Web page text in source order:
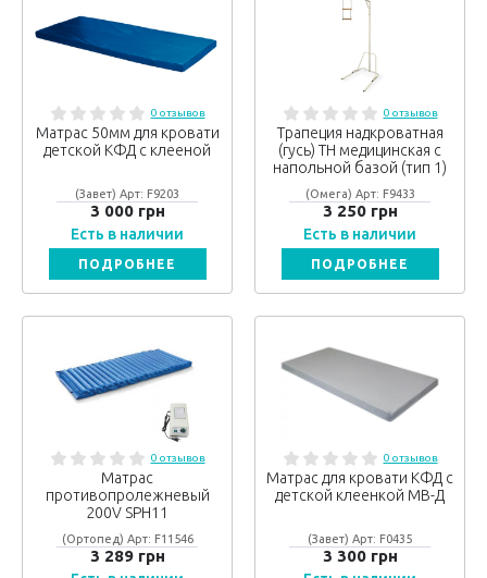
0 отзывов
Матрас 50мм для кровати
детской КФД с клееной
(Завет) Арт: F9203
3 000 грн
Есть в наличии
ПОДРОБНЕЕ
0 отзывов
Трапеция надкроватная
(гусь) ТН медицинская с
напольной базой (тип 1)
(Омега) Арт: F9433
3 250 грн
Есть в наличии
ПОДРОБНЕЕ
0 отзывов
Матрас
противопролежневый
200V SPH11
(Ортопед) Арт: F11546
3 289 грн
0 отзывов
Матрас для кровати КФД с
детской клеенкой МВ-Д
(Завет) Арт: F0435
3 300 грн